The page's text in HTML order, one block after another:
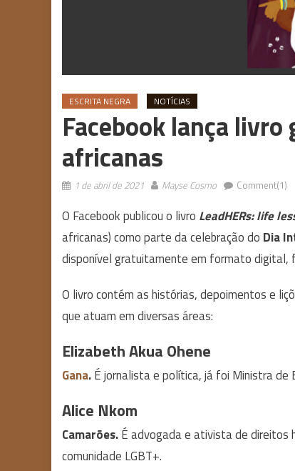
ESCRITA NEGRA NOTÍCIAS
Facebook lança
africanas
1 de abril de 2021 Mayse Cosmo Comment(1)
O Facebook publicou o livro LeadHERs: life
africanas) como parte da celebração do Dia
disponível gratuitamente em formato digital,
O livro contém as histórias, depoimentos e
que atuam em diversas áreas:
Elizabeth Akua Ohene
Gana.É jornalista e política, já foi Ministra de
Alice Nkom
Camarões.É advogada e ativista de direitos
comunidade LGBT+.